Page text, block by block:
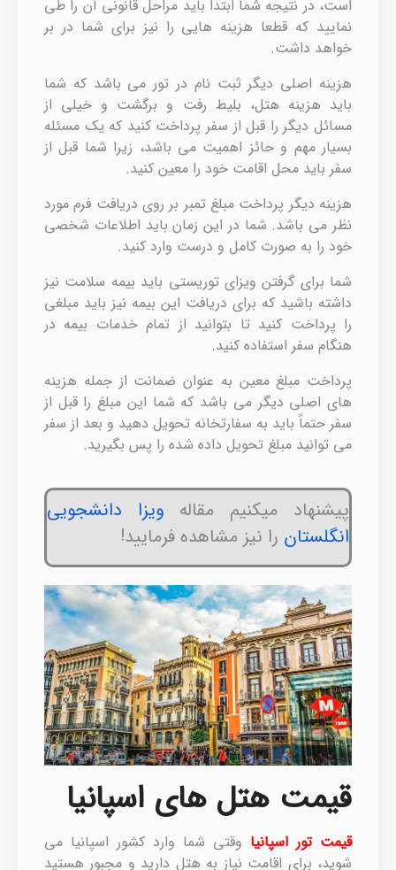
است، در نتیجه شما ابتدا باید مراحل قانونی آن را طی
نمایید که قطعا هزینه هایی را نیز برای شما در بر
خواهد داشت.
هزینه اصلی دیگر ثبت نام در تور می باشد که شما
باید هزینه هتل، بلیط رفت و برگشت و خیلی از
مسائل دیگر را قبل از سفر پرداخت کنید که یک مسئله
بسیار مهم و حائز اهمیت می باشد، زیرا شما قبل از
سفر باید محل اقامت خود را معین کنید.
هزینه دیگر پرداخت مبلغ تمبر بر روی دریافت فرم مورد
نظر می باشد. شما در این زمان باید اطلاعات شخصی
خود را به صورت کامل و درست وارد کنید.
شما برای گرفتن ویزای توریستی باید بیمه سلامت نیز
داشته باشید که برای دریافت این بیمه نیز باید مبلغی
را پرداخت کنید تا بتوانید از تمام خدمات بیمه در
هنگام سفر استفاده کنید.
پرداخت مبلغ معین به عنوان ضمانت از جمله هزینه
های اصلی دیگر می باشد که شما این مبلغ را قبل از
سفر حتماً باید به سفارتخانه تحویل دهید و بعد از سفر
می توانید مبلغ تحویل داده شده را پس بگیرید.
پیشنهاد میکنیم مقاله ویزا دانشجویی
انگلستان را نیز مشاهده فرمایید!
قیمت هتل های اسپانیا
قیمت تور اسپانیا وقتی شما وارد کشور اسپانیا می
شوید، برای اقامت نیاز به هتل دارید و مجبور هستید